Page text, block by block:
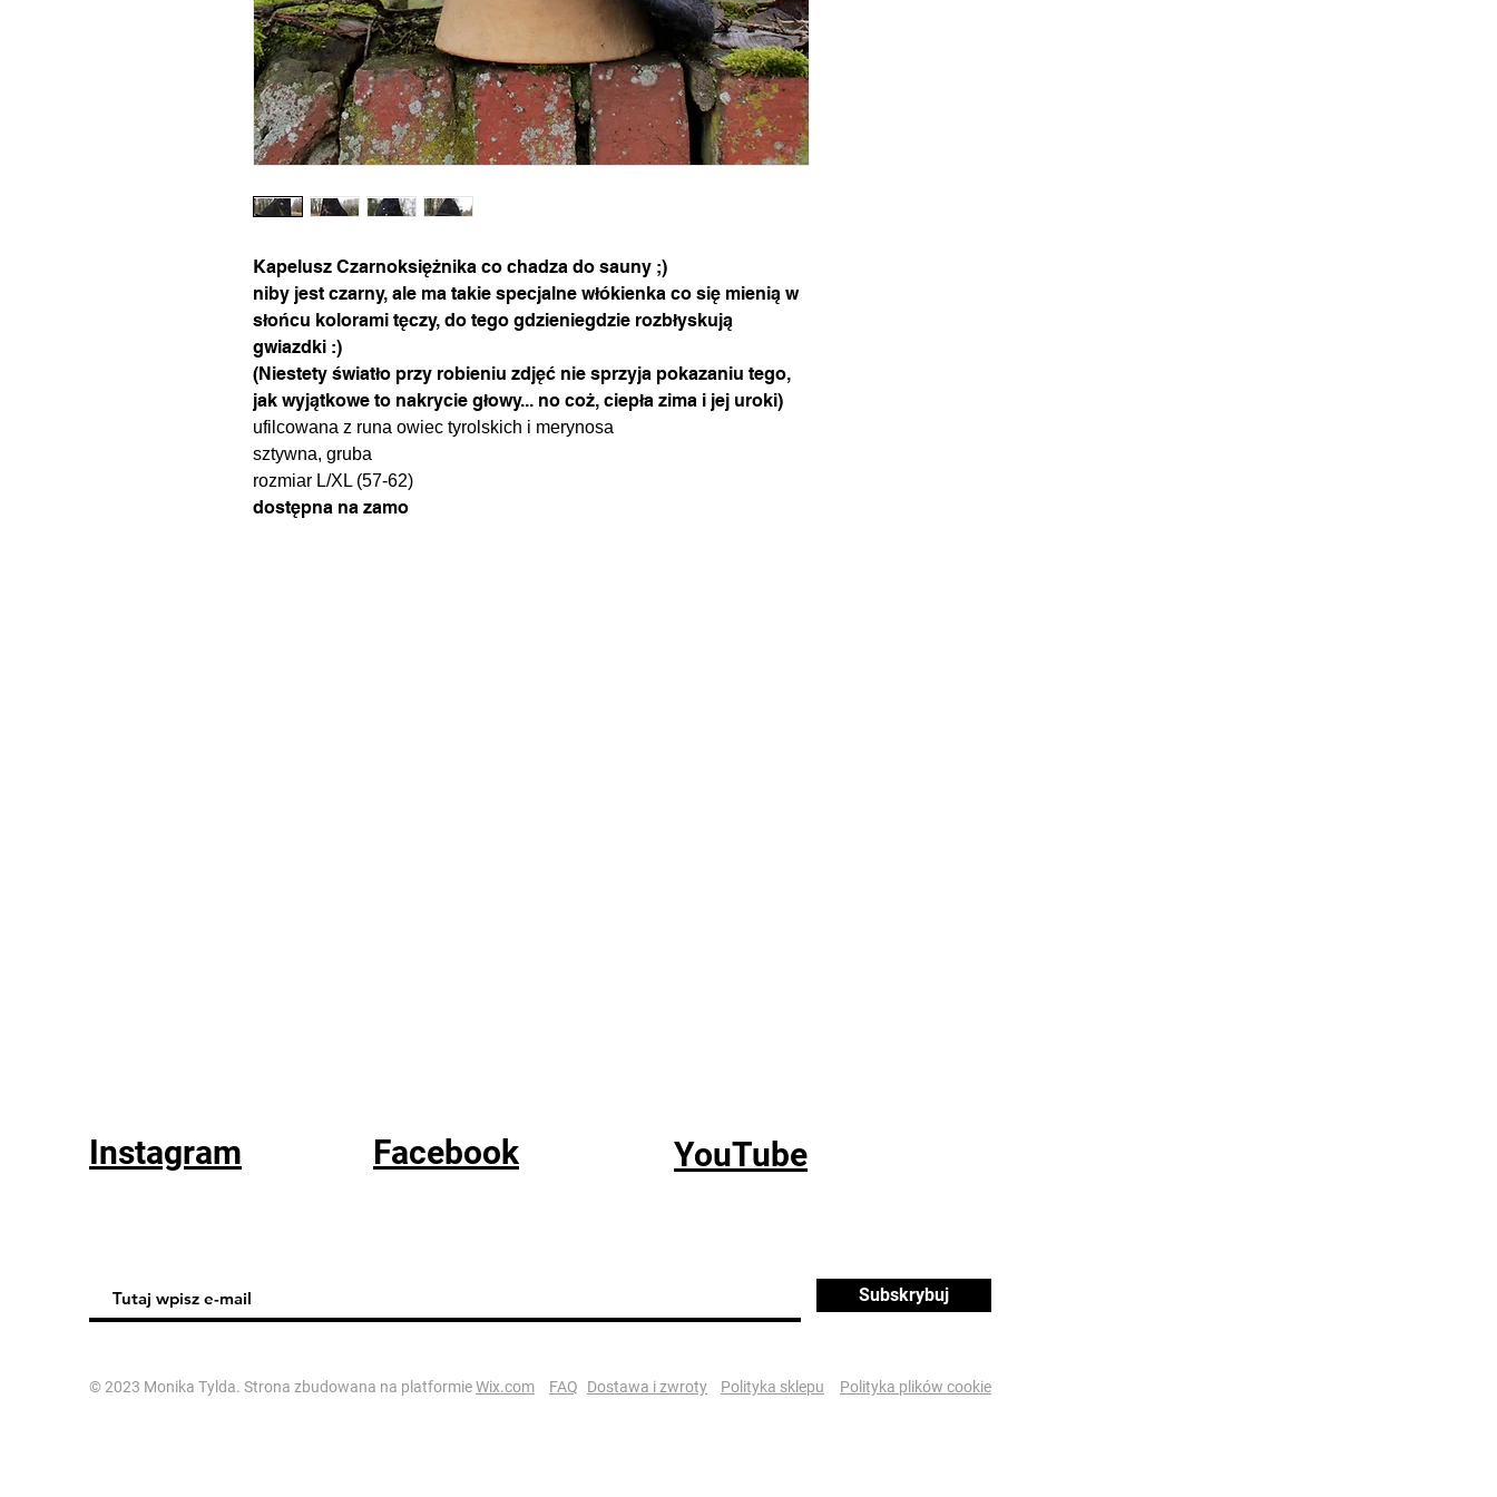
Kapelusz Czarnoksiężnika co chadza do sauny ;)
niby jest czarny, ale ma takie specjalne włókienka co się mienią w
słońcu kolorami tęczy, do tego gdzieniegdzie rozbłyskują
gwiazdki :)
(Niestety światło przy robieniu zdjęć nie sprzyja pokazaniu tego,
jak wyjątkowe to nakrycie głowy... no coż, ciepła zima i jej uroki)
ufilcowana z runa owiec tyrolskich i merynosa
sztywna, gruba
rozmiar L/XL (57-62)
dostępna na zamo
Instagram Facebook YouTube
Subskrybuj
© 2023 Monika Tylda. Strona zbudowana na platformieWix.com FAQ Dostawa i zwroty Polityka sklepu Polityka plików cookie